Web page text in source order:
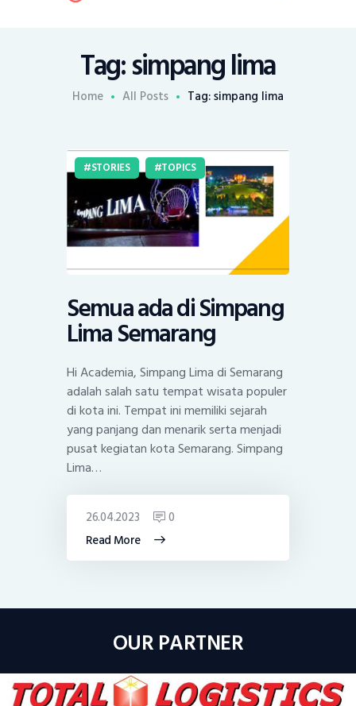
Tag: simpang lima
Home All Posts Tag: simpang lima
STORIES TOPICS
Semua ada di Simpang
Lima Semarang
Hi Academia, Simpang Lima di Semarang
adalah salah satu tempat wisata populer
di kota ini. Tempat ini memiliki sejarah
yang panjang dan menarik serta menjadi
pusat kegiatan kota Semarang. Simpang
Lima…
Read More
26.04.2023 0
OUR PARTNER